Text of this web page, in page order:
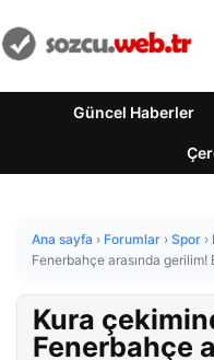
Güncel Haberler
Ana sayfa › Forumlar › Spor ›
Fenerbahçe arasında gerilim!
Kura
Fenerbahçe